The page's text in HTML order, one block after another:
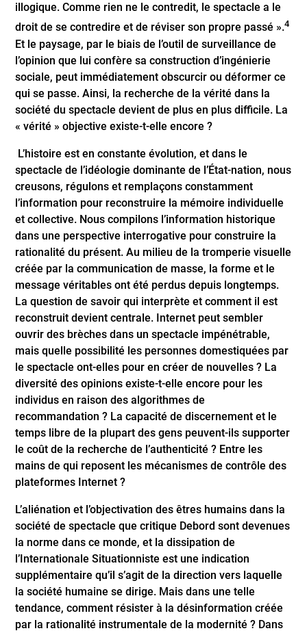
illogique. Comme rien ne le contredit, le spectacle a le
droit de se contredire et de réviser son propre passé ».4
Et le paysage, par le biais de l’outil de surveillance de
l’opinion que lui confère sa construction d’ingénierie
sociale, peut immédiatement obscurcir ou déformer ce
qui se passe. Ainsi, la recherche de la vérité dans la
société du spectacle devient de plus en plus difficile. La
« vérité » objective existe-t-elle encore ?
L’histoire est en constante évolution, et dans le
spectacle de l’idéologie dominante de l’État-nation, nous
creusons, régulons et remplaçons constamment
l’information pour reconstruire la mémoire individuelle
et collective. Nous compilons l’information historique
dans une perspective interrogative pour construire la
rationalité du présent. Au milieu de la tromperie visuelle
créée par la communication de masse, la forme et le
message véritables ont été perdus depuis longtemps.
La question de savoir qui interprète et comment il est
reconstruit devient centrale. Internet peut sembler
ouvrir des brèches dans un spectacle impénétrable,
mais quelle possibilité les personnes domestiquées par
le spectacle ont-elles pour en créer de nouvelles ? La
diversité des opinions existe-t-elle encore pour les
individus en raison des algorithmes de
recommandation ? La capacité de discernement et le
temps libre de la plupart des gens peuvent-ils supporter
le coût de la recherche de l’authenticité ? Entre les
mains de qui reposent les mécanismes de contrôle des
plateformes Internet ?
L’aliénation et l’objectivation des êtres humains dans la
société de spectacle que critique Debord sont devenues
la norme dans ce monde, et la dissipation de
l’Internationale Situationniste est une indication
supplémentaire qu’il s’agit de la direction vers laquelle
la société humaine se dirige. Mais dans une telle
tendance, comment résister à la désinformation créée
par la rationalité instrumentale de la modernité ? Dans